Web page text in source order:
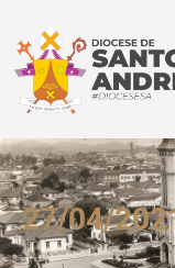
27/04/